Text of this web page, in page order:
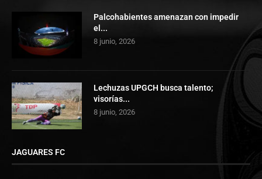
Palcohabientes amenazan con impedir
el...
8 junio, 2026
Lechuzas UPGCH busca talento;
visorías...
8 junio, 2026
JAGUARES FC